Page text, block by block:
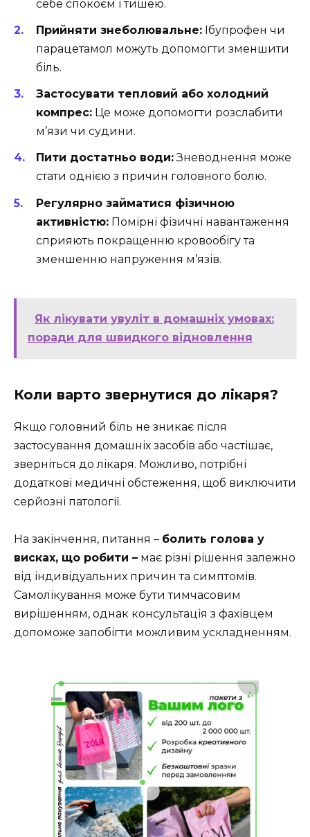
себе спокоєм і тишею.
Прийняти знеболювальне: Ібупрофен чи
парацетамол можуть допомогти зменшити
біль.
Застосувати тепловий або холодний
компрес: Це може допомогти розслабити
м’язи чи судини.
Пити достатньо води:Зневоднення може
стати однією з причин головного болю.
Регулярно займатися фізичною
активністю: Помірні фізичні навантаження
сприяють покращенню кровообігу та
зменшенню напруження м’язів.
Як лікувати увуліт в домашніх умовах:
поради для швидкого відновлення
Коли варто звернутися до лікаря?
Якщо головний біль не зникає після
застосування домашніх засобів або частішає,
зверніться до лікаря. Можливо, потрібні
додаткові медичні обстеження, щоб виключити
серйозні патології.
На закінчення, питання – болить голова у
висках, що робити – має різні рішення залежно
від індивідуальних причин та симптомів.
Самолікування може бути тимчасовим
вирішенням, однак консультація з фахівцем
допоможе запобігти можливим ускладненням.